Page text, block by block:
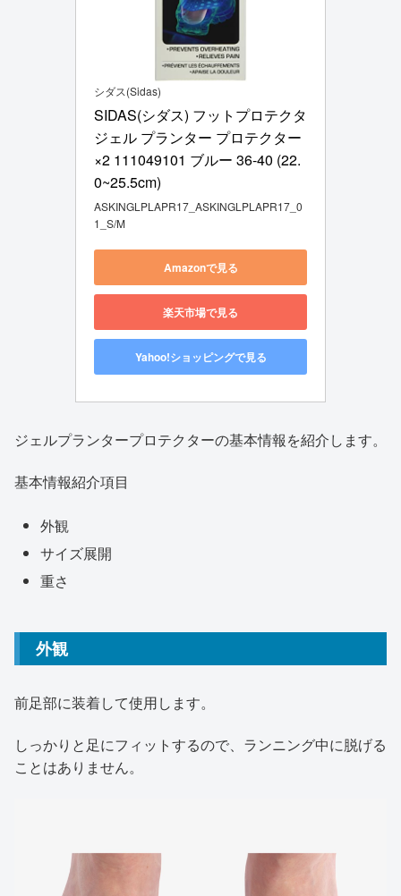
シダス(Sidas)
SIDAS(シダス) フットプロテクタ
ジェル プランター プロテクター
×2 111049101 ブルー 36-40 (22.
0~25.5cm)
ASKINGLPLAPR17_ASKINGLPLAPR17_0
1_S/M
Amazonで見る
楽天市場で見る
Yahoo!ショッピングで見る
ジェルプランタープロテクターの基本情報を紹介します。
基本情報紹介項目
外観
サイズ展開
重さ
外観
前足部に装着して使用します。
しっかりと足にフィットするので、ランニング中に脱げる
ことはありません。